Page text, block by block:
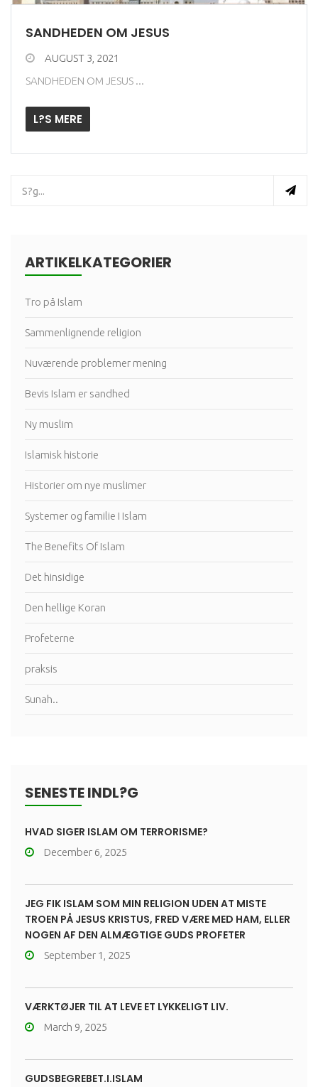
SANDHEDEN OM JESUS
AUGUST 3, 2021
SANDHEDEN OM JESUS ...
L?S MERE
ARTIKELKATEGORIER
Tro på Islam
Sammenlignende religion
Nuværende problemer mening
Bevis Islam er sandhed
Ny muslim
Islamisk historie
Historier om nye muslimer
Systemer og familie I Islam
The Benefits Of Islam
Det hinsidige
Den hellige Koran
Profeterne
praksis
Sunah..
SENESTE INDL?G
HVAD SIGER ISLAM OM TERRORISME?
December 6, 2025
JEG FIK ISLAM SOM MIN RELIGION UDEN AT MISTE
TROEN PÅ JESUS KRISTUS, FRED VÆRE MED HAM, ELLER
NOGEN AF DEN ALMÆGTIGE GUDS PROFETER
September 1, 2025
VÆRKTØJER TIL AT LEVE ET LYKKELIGT LIV.
March 9, 2025
GUDSBEGREBET.I.ISLAM